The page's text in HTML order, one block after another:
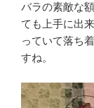
バラの素敵な
ても上手に出
っていて落ち
すね。